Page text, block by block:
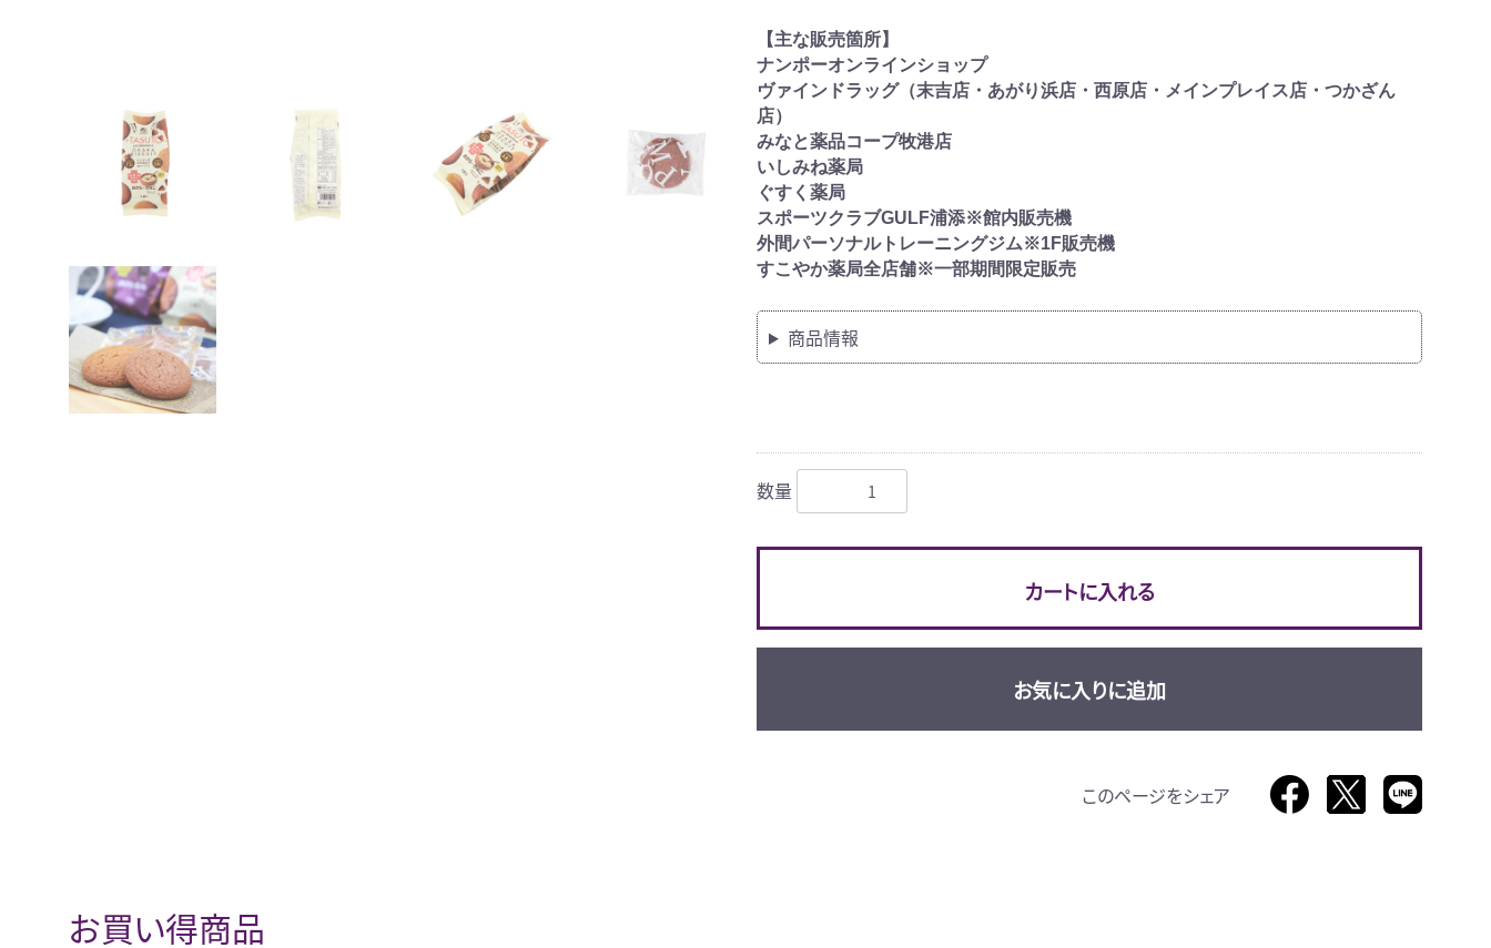
【主な販売箇所】
ナンポーオンラインショップ
ヴァインドラッグ（末吉店・あがり浜店・西原店・メインプレイス店・つかざん
店）
みなと薬品コープ牧港店
いしみね薬局
ぐすく薬局
スポーツクラブGULF浦添※館内販売機
外間パーソナルトレーニングジム※1F販売機
すこやか薬局全店舗※一部期間限定販売
商品情報
数量
カートに入れる
お気に入りに追加
このページをシェア
お買い得商品